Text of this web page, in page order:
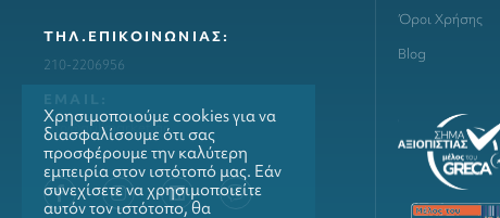
ΤΗΛ.ΕΠΙΚΟΙΝΩΝΙΑΣ:
210-2206956
ΕΜΑΙL:
info@grillmarket.gr
Όροι Χρήσης
Blog
Χρησιμοποιούμε cookies για να
διασφαλίσουμε ότι σας
προσφέρουμε την καλύτερη
εμπειρία στον ιστότοπό μας. Εάν
συνεχίσετε να χρησιμοποιείτε
αυτόν τον ιστότοπο, θα